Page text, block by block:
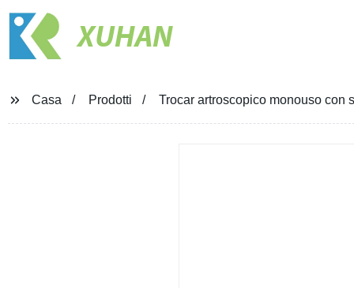
XUHAN
Casa Prodotti Trocar artroscopico monouso con